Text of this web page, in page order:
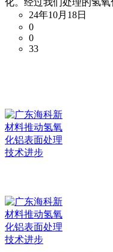
化。经过我们处理的氢
24年10月18日
0
0
33